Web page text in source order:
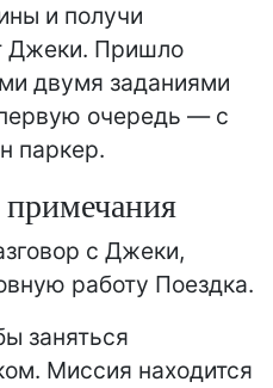
и получи
Джеки. Пришло
двумя заданиями
очередь — с
паркер.
с Джеки,
работу Поездка.
заняться
Миссия находится